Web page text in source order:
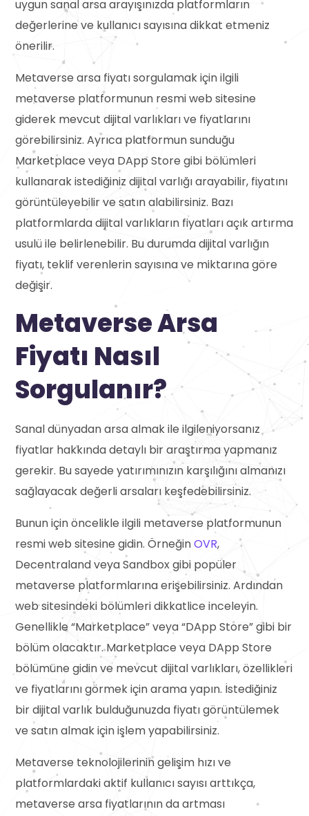
uygun sanal arsa arayışınızda platformların
değerlerine ve kullanıcı sayısına dikkat etmeniz
önerilir.
Metaverse arsa fiyatı sorgulamak için ilgili
metaverse platformunun resmi web sitesine
giderek mevcut dijital varlıkları ve fiyatlarını
görebilirsiniz. Ayrıca platformun sunduğu
Marketplace veya DApp Store gibi bölümleri
kullanarak istediğiniz dijital varlığı arayabilir, fiyatını
görüntüleyebilir ve satın alabilirsiniz. Bazı
platformlarda dijital varlıkların fiyatları açık artırma
usulü ile belirlenebilir. Bu durumda dijital varlığın
fiyatı, teklif verenlerin sayısına ve miktarına göre
değişir.
Metaverse Arsa
Fiyatı Nasıl
Sorgulanır?
Sanal dünyadan arsa almak ile ilgileniyorsanız
fiyatlar hakkında detaylı bir araştırma yapmanız
gerekir. Bu sayede yatırımınızın karşılığını almanızı
sağlayacak değerli arsaları keşfedebilirsiniz.
Bunun için öncelikle ilgili metaverse platformunun
resmi web sitesine gidin. ÖrneğinOVR,
Decentraland veya Sandbox gibi popüler
metaverse platformlarına erişebilirsiniz. Ardından
web sitesindeki bölümleri dikkatlice inceleyin.
Genellikle “Marketplace” veya “DApp Store” gibi bir
bölüm olacaktır. Marketplace veya DApp Store
bölümüne gidin ve mevcut dijital varlıkları, özellikleri
ve fiyatlarını görmek için arama yapın. İstediğiniz
bir dijital varlık bulduğunuzda fiyatı görüntülemek
ve satın almak için işlem yapabilirsiniz.
Metaverse teknolojilerinin gelişim hızı ve
platformlardaki aktif kullanıcı sayısı arttıkça,
metaverse arsa fiyatlarının da artması